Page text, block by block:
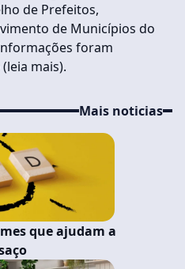
de Prefeitos,
de Municípios do
foram
mais).
Mais noticias
que ajudam a